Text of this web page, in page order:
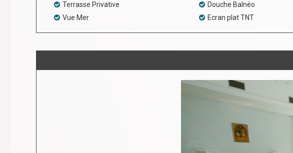
Terrasse Privative
Vue Mer
Douche Balnéo
Ecran plat TNT